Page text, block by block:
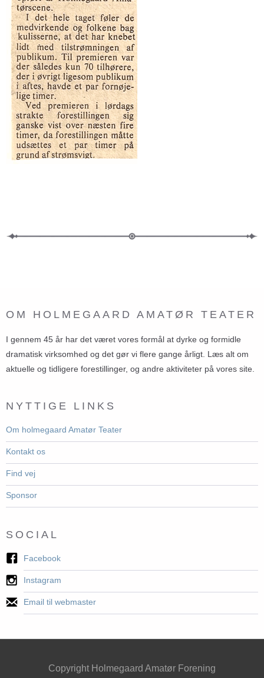
OM HOLMEGAARD AMATØR TEATER
I gennem 45 år har det været vores formål at dyrke og formidle
dramatisk virksomhed og det gør vi flere gange årligt. Læs alt om
aktuelle og tidligere forestillinger, og andre aktiviteter på vores site.
NYTTIGE LINKS
Om holmegaard Amatør Teater
Kontakt os
Find vej
Sponsor
SOCIAL
Facebook
Instagram
Email til webmaster
Copyright Holmegaard Amatør Forening